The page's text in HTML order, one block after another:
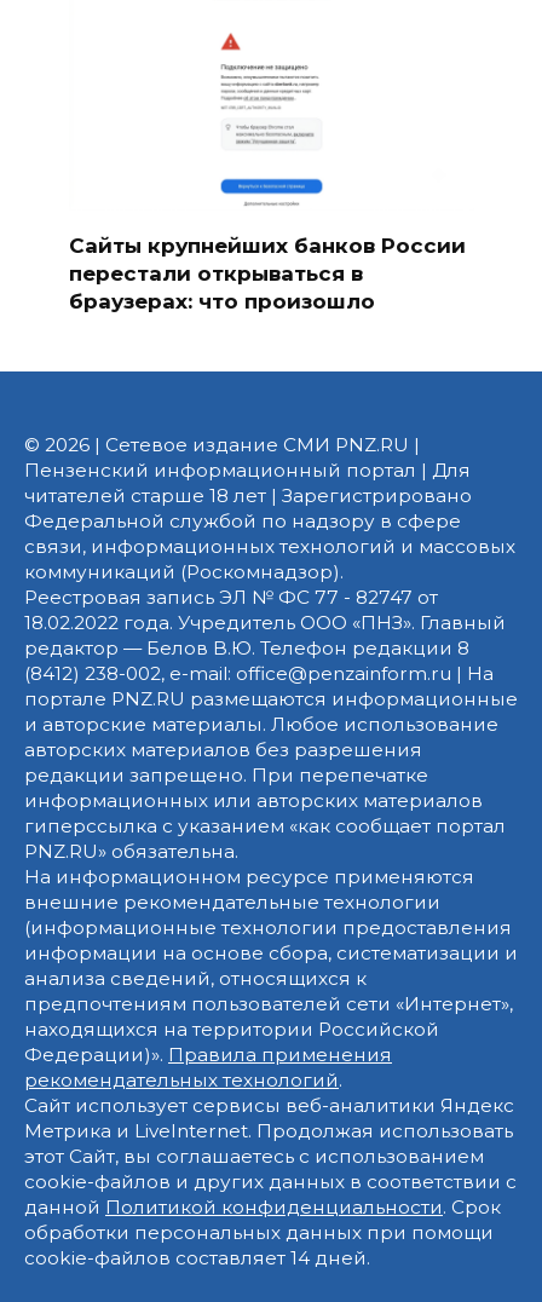
Сайты крупнейших банков России
перестали открываться в
браузерах: что произошло
© 2026 | Сетевое издание СМИ PNZ.RU |
Пензенский информационный портал | Для
читателей старше 18 лет | Зарегистрировано
Федеральной службой по надзору в сфере
связи, информационных технологий и массовых
коммуникаций (Роскомнадзор).
Реестровая запись ЭЛ № ФС 77 - 82747 от
18.02.2022 года. Учредитель ООО «ПНЗ». Главный
редактор — Белов В.Ю. Телефон редакции 8
(8412) 238-002, e-mail: office@penzainform.ru | На
портале PNZ.RU размещаются информационные
и авторские материалы. Любое использование
авторских материалов без разрешения
редакции запрещено. При перепечатке
информационных или авторских материалов
гиперссылка с указанием «как сообщает портал
PNZ.RU» обязательна.
На информационном ресурсе применяются
внешние рекомендательные технологии
(информационные технологии предоставления
информации на основе сбора, систематизации и
анализа сведений, относящихся к
предпочтениям пользователей сети «Интернет»,
находящихся на территории Российской
Федерации)». Правила применения
рекомендательных технологий.
Сайт использует сервисы веб-аналитики Яндекс
Метрика и LiveInternet. Продолжая использовать
этот Сайт, вы соглашаетесь с использованием
cookie-файлов и других данных в соответствии с
данной Политикой конфиденциальности. Срок
обработки персональных данных при помощи
cookie-файлов составляет 14 дней.